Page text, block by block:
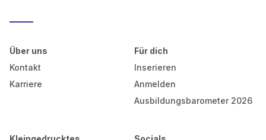
Über uns
Kontakt
Karriere
Für dich
Inserieren
Anmelden
Ausbildungsbarometer 2026